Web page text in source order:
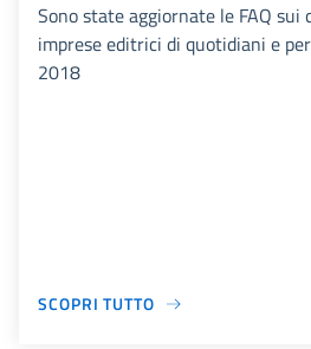
Sono state aggiornate le FAQ
imprese editrici di quotidiani e
2018
SCOPRI TUTTO